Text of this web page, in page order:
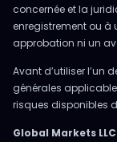
concernée et la
enregistrement ou à
approbation ni un
Avant d’utiliser l’un
générales
risques disponibles
Global Markets LLC